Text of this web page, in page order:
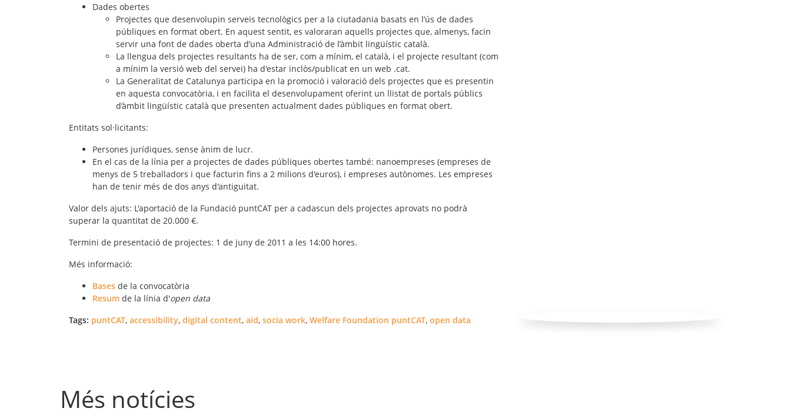
Dades obertes
Projectes que desenvolupin serveis tecnològics per a la ciutadania basats en l’ús de dades
públiques en format obert. En aquest sentit, es valoraran aquells projectes que, almenys, facin
servir una font de dades oberta d’una Administració de l’àmbit lingüístic català.
La llengua dels projectes resultants ha de ser, com a mínim, el català, i el projecte resultant (com
a mínim la versió web del servei) ha d'estar inclòs/publicat en un web .cat.
La Generalitat de Catalunya participa en la promoció i valoració dels projectes que es presentin
en aquesta convocatòria, i en facilita el desenvolupament oferint un llistat de portals públics
d’àmbit lingüístic català que presenten actualment dades públiques en format obert.
Entitats sol·licitants:
Persones jurídiques, sense ànim de lucr.
En el cas de la línia per a projectes de dades públiques obertes també: nanoempreses (empreses de
menys de 5 treballadors i que facturin fins a 2 milions d'euros), i empreses autònomes. Les empreses
han de tenir més de dos anys d'antiguitat.
Valor dels ajuts: L'aportació de la Fundació puntCAT per a cadascun dels projectes aprovats no podrà
superar la quantitat de 20.000 €.
Termini de presentació de projectes: 1 de juny de 2011 a les 14:00 hores.
Més informació:
Bases de la convocatòria
Resum de la línia d'open data
Tags: puntCAT, accessibility, digital content, aid, socia work, Welfare Foundation puntCAT, open data
Més notícies